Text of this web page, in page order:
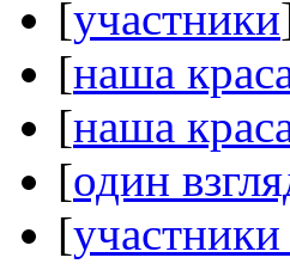
[участники
[наша
[наша
[один
[